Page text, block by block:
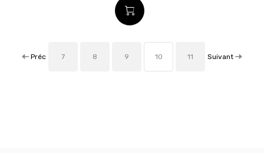
Préc 7 8 9 10 11 Suivant